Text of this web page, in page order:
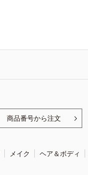
商品番号から注文
メイク ヘア＆ボディ